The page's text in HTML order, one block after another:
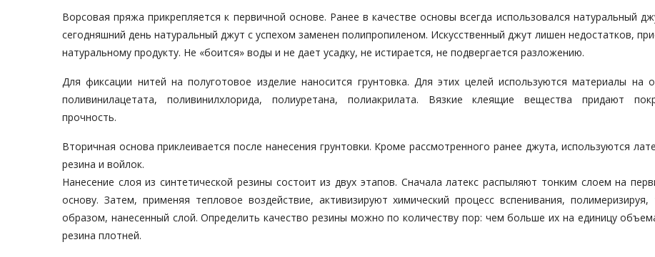
Ворсовая пряжа прикрепляется к первичной основе. Ранее в качестве основы всегда использовался натуральный
сегодняшний день натуральный джут с успехом заменен полипропиленом. Искусственный джут лишен недостатков,
натуральному продукту. Не «боится» воды и не дает усадку, не истирается, не подвергается разложению.
Для фиксации нитей на полуготовое изделие наносится грунтовка. Для этих целей используются материалы на
поливинилацетата, поливинилхлорида, полиуретана, полиакрилата. Вязкие клеящие вещества придают
прочность.
Вторичная основа приклеивается после нанесения грунтовки. Кроме рассмотренного ранее джута, используются
резина и войлок.
Нанесение слоя из синтетической резины состоит из двух этапов. Сначала латекс распыляют тонким слоем на
основу. Затем, применяя тепловое воздействие, активизируют химический процесс вспенивания, полимеризируя,
образом, нанесенный слой. Определить качество резины можно по количеству пор: чем больше их на единицу
резина плотней.